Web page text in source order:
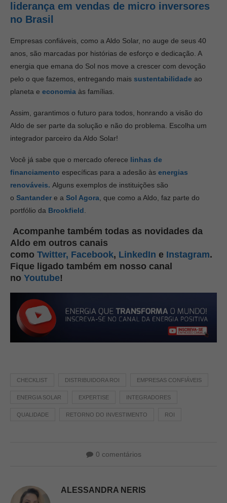
liderança em vendas de micro inversores
no Brasil
Empresas confiáveis, como a Aldo Solar, no auge de seus 40
anos, são marcadas por histórias de esforço e dedicação. A
energia que emana do Sol nos move a crescer com devoção
pelo o que fazemos, entregando mais sustentabilidade ao
planeta e economia às famílias.
Assim, garantimos o futuro para todos, honrando a visão do
Aldo de ser parte da solução e não do problema. Escolha um
integrador parceiro da Aldo Solar!
Você já sabe que o mercado oferece linhas de
financiamento específicas para a adesão às energias
renováveis. Alguns exemplos de instituições são
o Santander e a Sol Agora , que como a Aldo, faz parte do
portfólio da Brookfield
Acompanhe também todas as novidades da
Aldo em outros canais
como Twitter, Facebook, LinkedIn e Instagram.
Fique ligado também em nosso canal
no Youtube!
CHECKLIST DISTRIBUIDORA ROI EMPRESAS CONFIÁVEIS
ENERGIA SOLAR EXPERTISE INTEGRADORES
QUALIDADE RETORNO DO INVESTIMENTO ROI
0 comentários
ALESSANDRA NERIS